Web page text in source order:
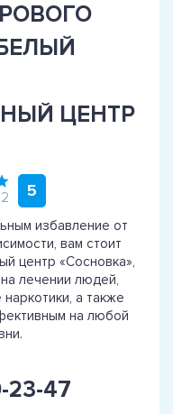
ЦЕНТР
5
избавление от
вам стоит
центр «Сосновка»,
лечении людей,
а также
на любой
23-47